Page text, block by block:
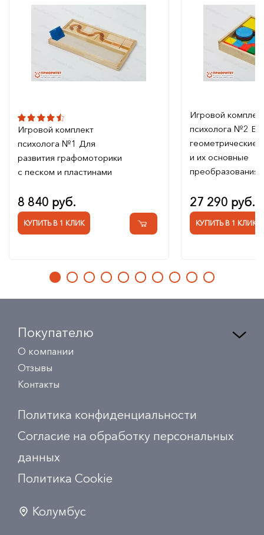
Игровой комплект
психолога №1 Для
развития графомоторики
с песком и пластинами
8 840 руб.
КУПИТЬ В 1 КЛИК
Игровой
психолога №2
геометрические
и их основные
преобразования
27 290 руб.
КУПИТЬ В 1 КЛИК
Покупателю
О компании
Отзывы
Контакты
Политика конфиденциальности
Согласие на обработку персональных
данных
Политика Сookie
Колумбус